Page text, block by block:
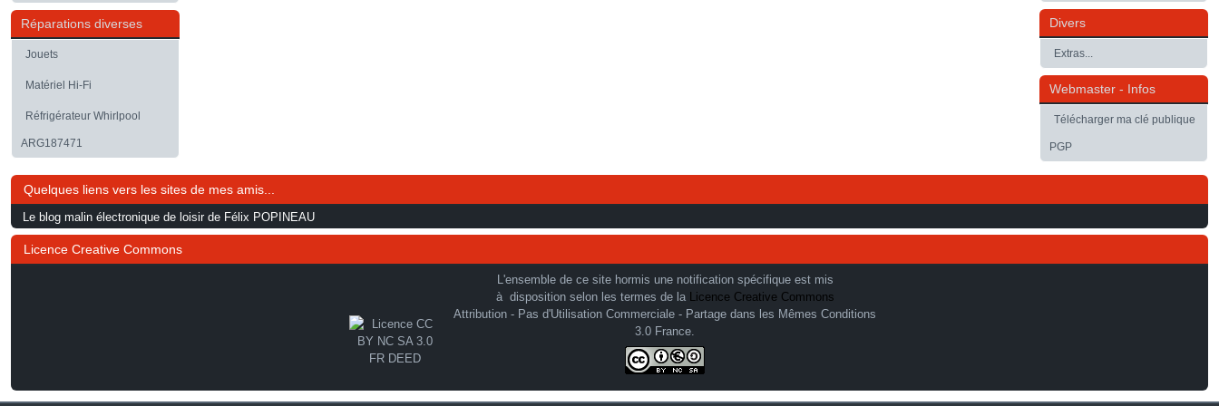
Réparations diverses
Jouets
Matériel Hi-Fi
Réfrigérateur Whirlpool
ARG187471
Divers
Extras...
Webmaster - Infos
Télécharger ma clé publique
PGP
Quelques liens vers les sites de mes amis...
Le blog malin électronique de loisir de Félix POPINEAU
Licence Creative Commons
L'ensemble de ce site hormis une notification spécifique est mis
à disposition selon les termes de la Licence Creative Commons
Attribution - Pas d'Utilisation Commerciale - Partage dans les Mêmes Conditions
3.0 France.